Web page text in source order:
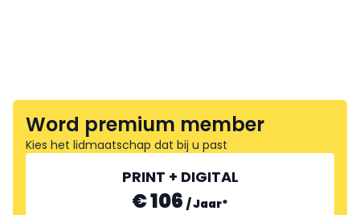
Word premium member
Kies het lidmaatschap dat bij u past
PRINT + DIGITAL
€ 106 /Jaar*